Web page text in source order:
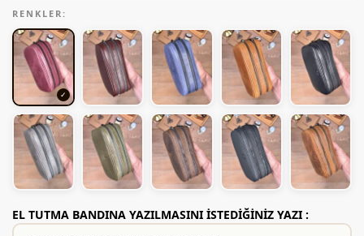
RENKLER:
EL TUTMA BANDINA YAZILMASINI İSTEDİĞİNİZ YAZI :